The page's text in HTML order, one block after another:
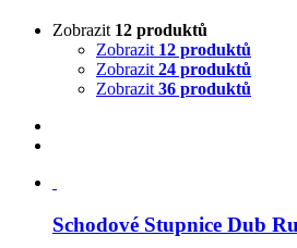
Zobrazit 12 produktů
Zobrazit 12 produktů
Zobrazit 24 produktů
Zobrazit 36 produktů
Schodové Stupnice Dub